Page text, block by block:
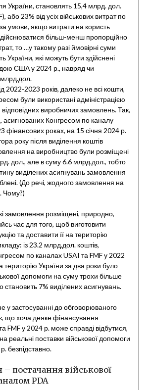
України, становлять 15,4 млрд. дол.
або 23% від усіх військових витрат по
умови, якщо витрати на користь
більш-менш пропорційно
то …у такому разі ймовірні суми
України, які можуть бути здійснені
США у 2024 р., навряд чи
2022-2023 років, далеко не всі кошти,
були використані адміністрацією
виробничих замовлень. Так,
асигнованих Конгресом по каналу
фінансових роках, на 15 січня 2024 р.
року після виділення коштів
на виробництво були розміщені
дол., але в суму 6.6 млрд.дол., тобто
виділених асигнувань замовлення
(До речі, жодного замовлення на
Чому?)
замовлення розміщені, природно,
час для того, щоб виготовити
та доставити її на територію
із 23.2 млрд.дол. коштів,
по каналах USAI та FMF у 2022
територію України за два роки було
допомоги на суму трохи більше
7% виділених асигнувань.
у застосуванні до обговорюваного
що хоча деяке фінансування
FMF у 2024 р. може справді відбутися,
реальні поставки військової допомоги
безпідставно.
– постачання військової
PDA